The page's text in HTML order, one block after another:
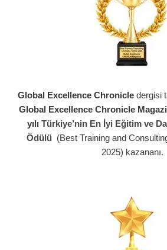
Global Excellence Chronicle dergisi
Global Excellence Chronicle
yılı Türkiye’nin En İyi Eğitim ve
Ödülü (Best Training and
2025) kazananı.